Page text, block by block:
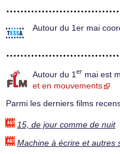
Autour du 1er mai
Autour du 1 er mai est
et en mouvements
Parmi les derniers films
15, de jour comme de nuit
Machine à écrire et autres